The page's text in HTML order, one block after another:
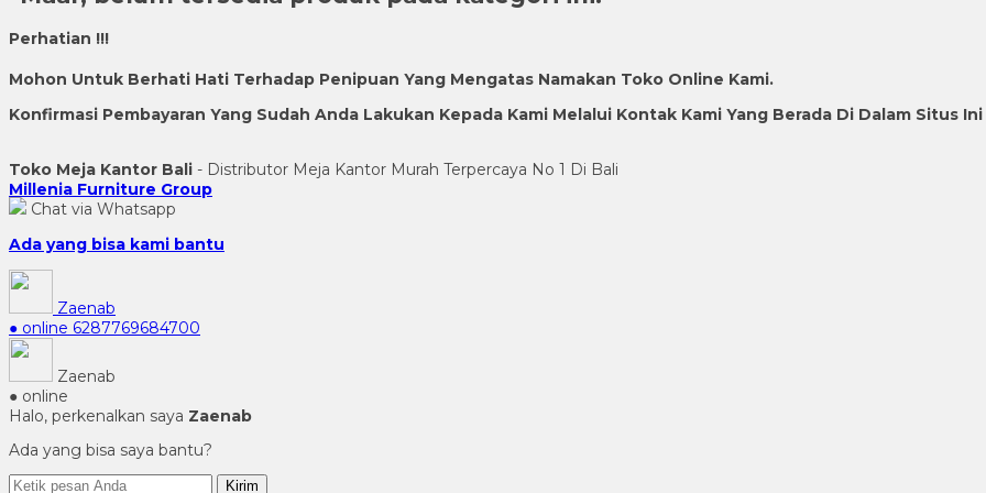
Perhatian !!!
Mohon Untuk Berhati Hati Terhadap Penipuan Yang Mengatas Namakan Toko Online Kami.
Konfirmasi Pembayaran Yang Sudah Anda Lakukan Kepada Kami Melalui Kontak Kami Yang Berada Di Dalam Situs Ini
Toko Meja Kantor Bali - Distributor Meja Kantor Murah Terpercaya No 1 Di Bali
Millenia Furniture Group
Chat via Whatsapp
Ada yang bisa kami bantu
Zaenab
● online 6287769684700
Zaenab
● online
Halo, perkenalkan saya Zaenab
Ada yang bisa saya bantu?
Kirim